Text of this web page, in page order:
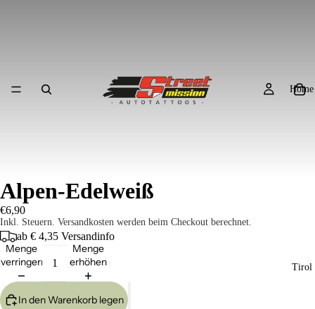
Home
Tirol
Alpen-Edelweiß
€6,90
Inkl. Steuern. Versandkosten werden beim Checkout berechnet.
ab € 4,35 Versandinfo
Menge
verringern
Menge
erhöhen
In den Warenkorb legen